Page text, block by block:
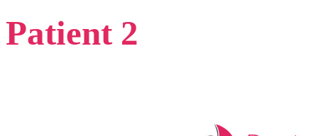
Patient 2